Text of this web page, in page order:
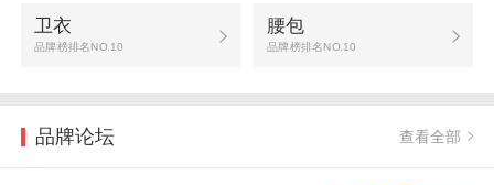
卫衣
品牌榜排名NO.10
腰包
品牌榜排名NO.10
品牌论坛 查看全部